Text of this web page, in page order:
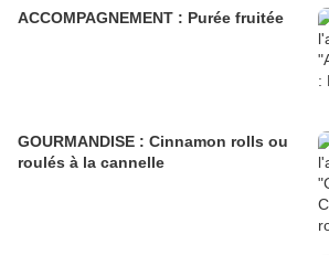
ACCOMPAGNEMENT : Purée fruitée
GOURMANDISE : Cinnamon rolls ou
roulés à la cannelle